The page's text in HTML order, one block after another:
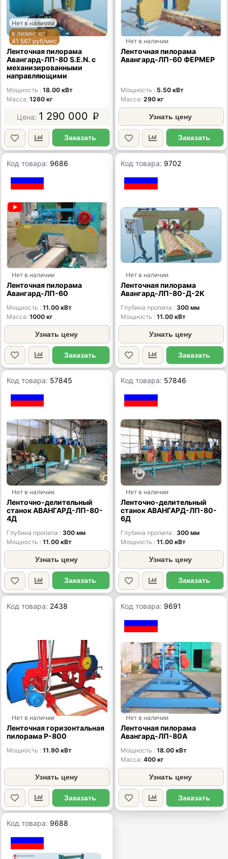
Нет в наличии
в лизинг от
41 567 руб/мес
Ленточная пилорама
Авангард-ЛП-80 S.E.N. с
механизированными
направляющими
Мощность
18.00 кВт
Масса 1260 кг
1 290 000 p
Заказать
Нет в наличии
Ленточная пилорама
Авангард-ЛП-60 ФЕРМЕР
Мощность
5.50 кВт
Масса 290 кг
Узнать цену
Заказать
Код товара: 9686
Нет в наличии
Ленточная пилорама
Авангард-ЛП-60
Мощность
11.00 кВт
Масса 1000 кг
Узнать цену
Заказать
Код товара: 9702
Нет в наличии
Ленточная пилорама
Авангард-ЛП-80-Д-2К
Глубина пропила
300 мм
Мощность
11.00 кВт
Узнать цену
Заказать
Код товара: 57845
Нет в наличии
Ленточно-делительный
станок АВАНГАРД-ЛП-80-
4Д
Глубина пропила
300 мм
Мощность
11.00 кВт
Узнать цену
Заказать
Код товара: 57846
Нет в наличии
Ленточно-делительный
станок АВАНГАРД-ЛП-80-
6Д
Глубина пропила
300 мм
Мощность
11.00 кВт
Узнать цену
Заказать
Код товара: 2438
Нет в наличии
Ленточная горизонтальная
пилорама Р-800
Мощность 11.90 кВт
Узнать цену
Заказать
Код товара: 9691
Нет в наличии
Ленточная пилорама
Авангард-ЛП-80A
Мощность
18.00 кВт
Масса 400 кг
Узнать цену
Заказать
Код товара: 9688